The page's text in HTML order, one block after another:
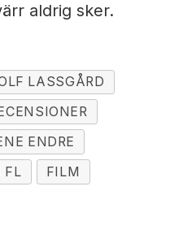
aldrig sker.
LASSGÅRD
ENDRE
FL
FILM